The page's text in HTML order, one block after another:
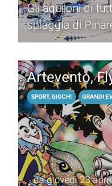
Gli aquiloni di
spiaggia di
traguardo della
Artevento,
SPORT, GIOCHI GRANDI
da giovedì 23